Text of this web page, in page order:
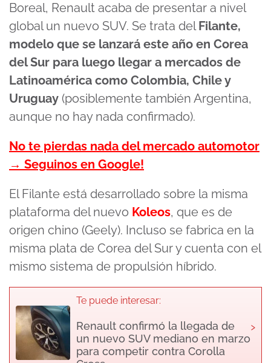
Boreal, Renault acaba de presentar a nivel
global un nuevo SUV. Se trata delFilante,
modelo que se lanzará este año en Corea
del Sur para luego llegar a mercados de
Latinoamérica como Colombia, Chile y
Uruguay (posiblemente también Argentina,
aunque no hay nada confirmado).
No te pierdas nada del mercado automotor
→ Seguinos en Google!
El Filante está desarrollado sobre la misma
plataforma del nuevo Koleos, que es de
origen chino (Geely). Incluso se fabrica en la
misma plata de Corea del Sur y cuenta con el
mismo sistema de propulsión híbrido.
Te puede interesar:
Renault confirmó la llegada de
un nuevo SUV mediano en marzo
para competir contra Corolla
›